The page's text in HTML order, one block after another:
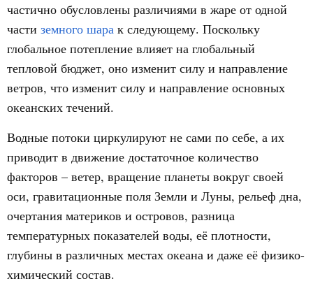
частично обусловлены различиями в жаре от одной
части земного шара к следующему. Поскольку
глобальное потепление влияет на глобальный
тепловой бюджет, оно изменит силу и направление
ветров, что изменит силу и направление основных
океанских течений.
Водные потоки циркулируют не сами по себе, а их
приводит в движение достаточное количество
факторов – ветер, вращение планеты вокруг своей
оси, гравитационные поля Земли и Луны, рельеф дна,
очертания материков и островов, разница
температурных показателей воды, её плотности,
глубины в различных местах океана и даже её физико-
химический состав.